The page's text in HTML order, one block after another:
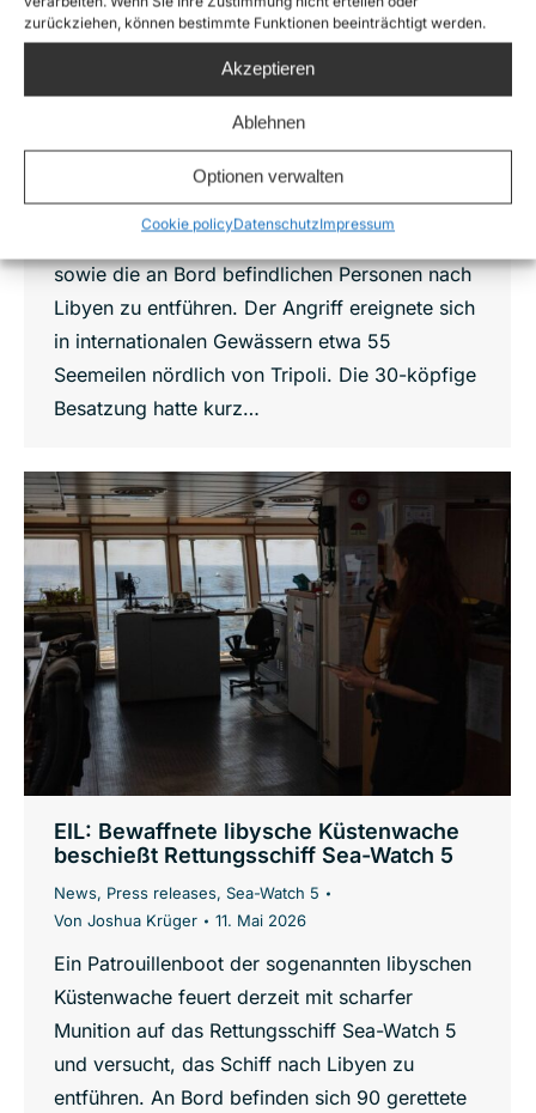
zurückziehen, können bestimmte Funktionen beeinträchtigt werden.
Akzeptieren
Ablehnen
Optionen verwalten
Cookie policyDatenschutzImpressum
Libyan Coast Guard,News,Press releases,Sea-Watch
12. Mai 2026
Küstenwache das zivile Rettungsschiff Sea-
Watch 5 in internationalen Gewässern
beschossen und gedroht, das Schiff zu entern
sowie die an Bord befindlichen Personen nach
Libyen zu entführen. Der Angriff ereignete sich
in internationalen Gewässern etwa 55
Seemeilen nördlich von Tripoli. Die 30-köpfige
Besatzung hatte kurz…
EIL: Bewaffnete libysche Küstenwache
beschießt Rettungsschiff Sea-Watch 5
News, Press releases, Sea-Watch 5
Von Joshua Krüger 11. Mai 2026
Ein Patrouillenboot der sogenannten libyschen
Küstenwache feuert derzeit mit scharfer
Munition auf das Rettungsschiff Sea-Watch 5
und versucht, das Schiff nach Libyen zu
entführen. An Bord befinden sich 90 gerettete